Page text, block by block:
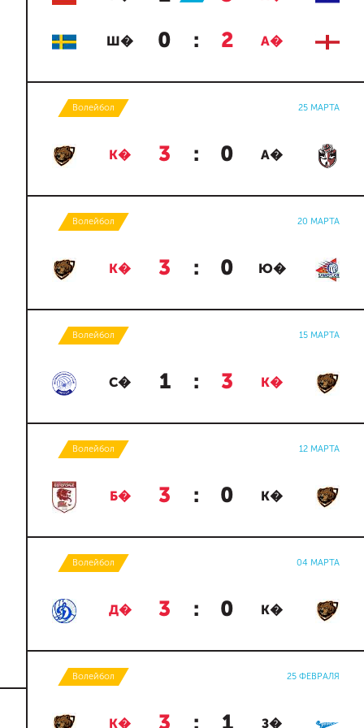
Ш� 0 : 2 А�
Волейбол 25 МАРТА
К� 3 : 0 А�
Волейбол 20 МАРТА
К� 3 : 0 Ю�
Волейбол 15 МАРТА
С� 1 : 3 К�
Волейбол 12 МАРТА
Б� 3 : 0 К�
Волейбол 04 МАРТА
Д� 3 : 0 К�
Волейбол 25 ФЕВРАЛЯ
К� 3 : 1 З�